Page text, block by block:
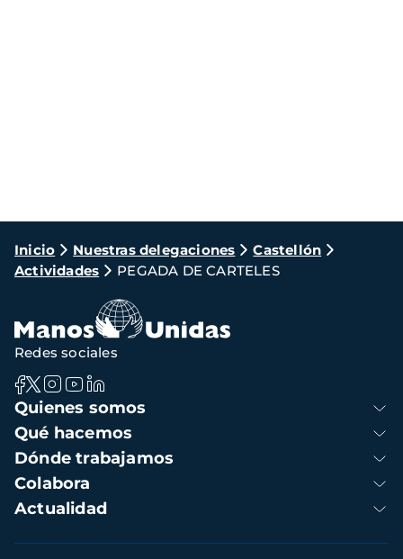
Ruta
de
navegación
Inicio Nuestras delegaciones
Castellón
Actividades
PEGADA DE CARTELES
Navegación
principal
Quienes somos
Qué hacemos
Dónde trabajamos
Colabora
Actualidad
Redes sociales